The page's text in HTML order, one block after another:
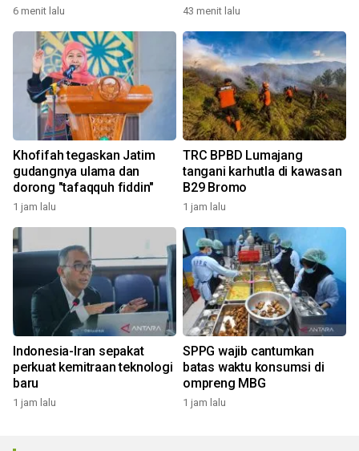
6 menit lalu 43 menit lalu
Khofifah tegaskan Jatim
gudangnya ulama dan
dorong "tafaqquh fiddin"
1 jam lalu
TRC BPBD Lumajang
tangani karhutla di kawasan
B29 Bromo
1 jam lalu
Indonesia-Iran sepakat
perkuat kemitraan teknologi
baru
1 jam lalu
SPPG wajib cantumkan
batas waktu konsumsi di
ompreng MBG
1 jam lalu